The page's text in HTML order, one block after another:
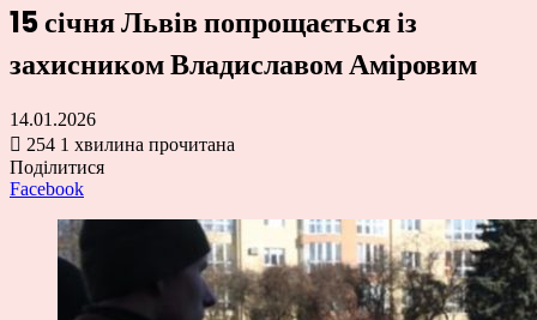
15 січня Львів попрощається із
захисником Владиславом Аміровим
14.01.2026
254 1 хвилина прочитана
Поділитися
Facebook